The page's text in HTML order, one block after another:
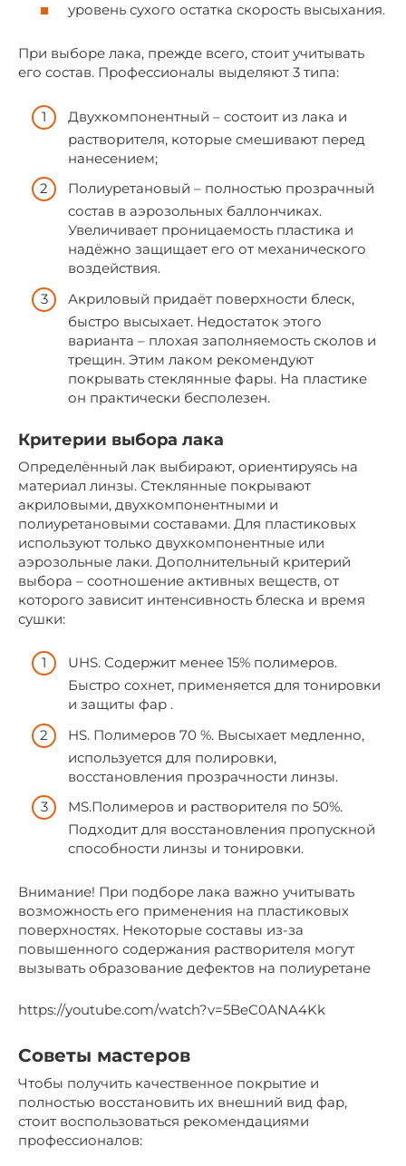
уровень сухого остатка скорость высыхания.
При выборе лака, прежде всего, стоит учитывать
его состав. Профессионалы выделяют 3 типа:
Двухкомпонентный – состоит из лака и
растворителя, которые смешивают перед
нанесением;
Полиуретановый – полностью прозрачный
состав в аэрозольных баллончиках.
Увеличивает проницаемость пластика и
надёжно защищает его от механического
воздействия.
Акриловый придаёт поверхности блеск,
быстро высыхает. Недостаток этого
варианта – плохая заполняемость сколов и
трещин. Этим лаком рекомендуют
покрывать стеклянные фары. На пластике
он практически бесполезен.
Критерии выбора лака
Определённый лак выбирают, ориентируясь на
материал линзы. Стеклянные покрывают
акриловыми, двухкомпонентными и
полиуретановыми составами. Для пластиковых
используют только двухкомпонентные или
аэрозольные лаки. Дополнительный критерий
выбора – соотношение активных веществ, от
которого зависит интенсивность блеска и время
сушки:
UHS. Содержит менее 15% полимеров.
Быстро сохнет, применяется для тонировки
и защиты фар .
HS. Полимеров 70 %. Высыхает медленно,
используется для полировки,
восстановления прозрачности линзы.
MS.Полимеров и растворителя по 50%.
Подходит для восстановления пропускной
способности линзы и тонировки.
Внимание! При подборе лака важно учитывать
возможность его применения на пластиковых
поверхностях. Некоторые составы из-за
повышенного содержания растворителя могут
вызывать образование дефектов на полиуретане
https://youtube.com/watch?v=5BeC0ANA4Kk
Советы мастеров
Чтобы получить качественное покрытие и
полностью восстановить их внешний вид фар,
стоит воспользоваться рекомендациями
профессионалов: